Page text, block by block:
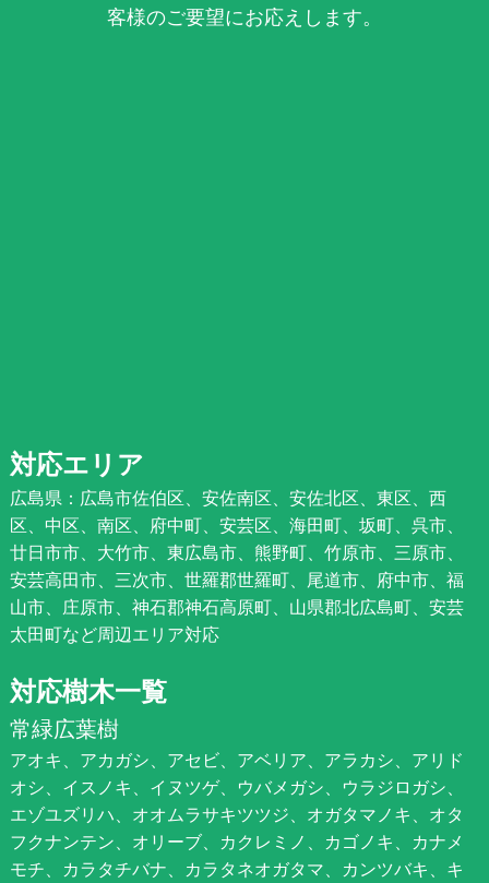
客様のご要望にお応えします。
対応エリア
広島県：広島市佐伯区、安佐南区、安佐北区、東区、西
区、中区、南区、府中町、安芸区、海田町、坂町、呉市、
廿日市市、大竹市、東広島市、熊野町、竹原市、三原市、
安芸高田市、三次市、世羅郡世羅町、尾道市、府中市、福
山市、庄原市、神石郡神石高原町、山県郡北広島町、安芸
太田町など周辺エリア対応
対応樹木一覧
常緑広葉樹
アオキ、アカガシ、アセビ、アベリア、アラカシ、アリド
オシ、イスノキ、イヌツゲ、ウバメガシ、ウラジロガシ、
エゾユズリハ、オオムラサキツツジ、オガタマノキ、オタ
フクナンテン、オリーブ、カクレミノ、カゴノキ、カナメ
モチ、カラタチバナ、カラタネオガタマ、カンツバキ、キ